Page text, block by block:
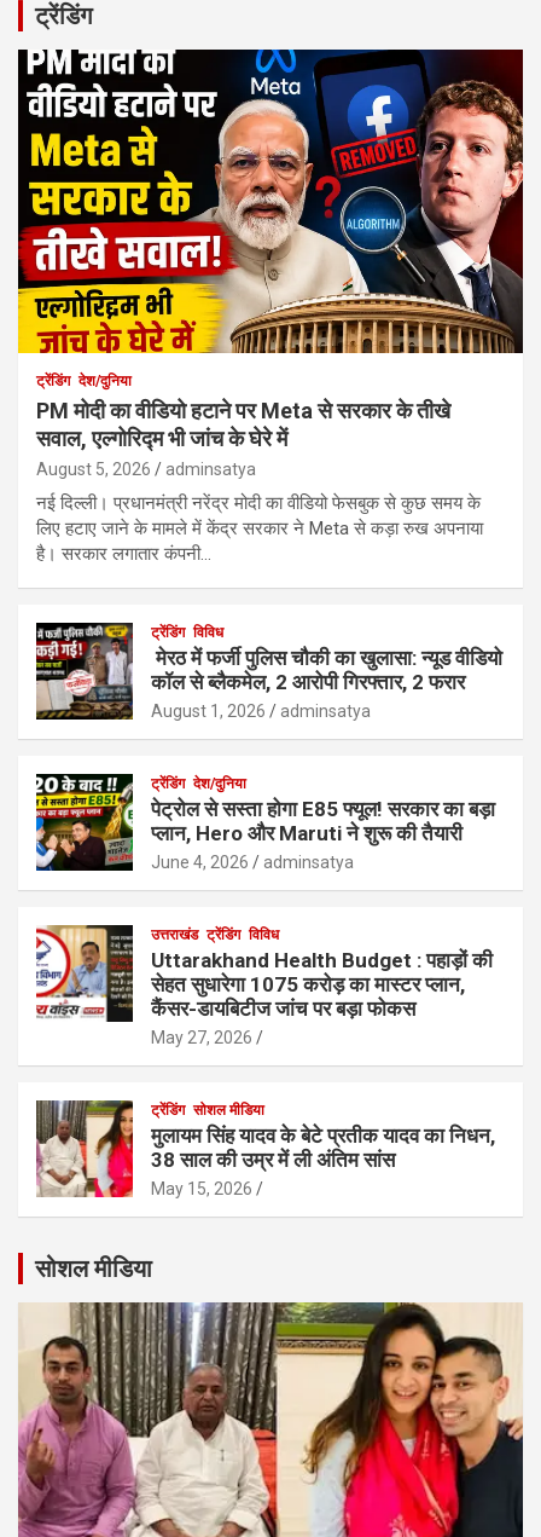
ट्रेंडिंग
ट्रेंडिंग देश/दुनिया
PM मोदी का वीडियो हटाने पर Meta से सरकार के तीखे
सवाल, एल्गोरिद्म भी जांच के घेरे में
August 5, 2026 adminsatya
नई दिल्ली। प्रधानमंत्री नरेंद्र मोदी का वीडियो फेसबुक से कुछ समय के
लिए हटाए जाने के मामले में केंद्र सरकार ने Meta से कड़ा रुख अपनाया
है। सरकार लगातार कंपनी…
ट्रेंडिंग विविध
मेरठ में फर्जी पुलिस चौकी का खुलासा: न्यूड वीडियो
कॉल से ब्लैकमेल, 2 आरोपी गिरफ्तार, 2 फरार
August 1, 2026 adminsatya
ट्रेंडिंग देश/दुनिया
पेट्रोल से सस्ता होगा E85 फ्यूल! सरकार का बड़ा
प्लान, Hero और Maruti ने शुरू की तैयारी
June 4, 2026 adminsatya
उत्तराखंड ट्रेंडिंग विविध
Uttarakhand Health Budget : पहाड़ों की
सेहत सुधारेगा 1075 करोड़ का मास्टर प्लान,
कैंसर-डायबिटीज जांच पर बड़ा फोकस
May 27, 2026
ट्रेंडिंग सोशल मीडिया
मुलायम सिंह यादव के बेटे प्रतीक यादव का निधन,
38 साल की उम्र में ली अंतिम सांस
May 15, 2026
सोशल मीडिया